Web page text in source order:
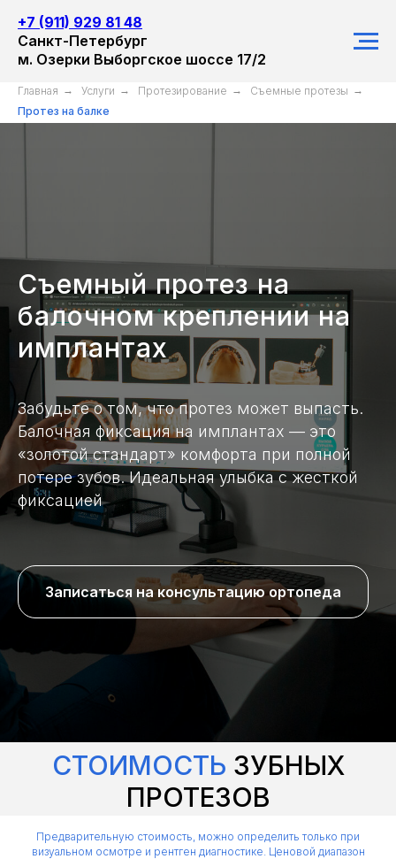
+7 (911) 929 81 48
Санкт-Петербург
м. Озерки Выборгское шоссе 17/2
Главная → Услуги → Протезирование → Съемные протезы →
Протез на балке
Съемный протез на
балочном креплении на
имплантах
Забудьте о том, что протез может выпасть.
Балочная фиксация на имплантах — это
«золотой стандарт» комфорта при полной
потере зубов. Идеальная улыбка с жесткой
фиксацией
Записаться на консультацию ортопеда
СТОИМОСТЬ ЗУБНЫХ
ПРОТЕЗОВ
Предварительную стоимость, можно определить только при
визуальном осмотре и рентген диагностике. Ценовой диапазон